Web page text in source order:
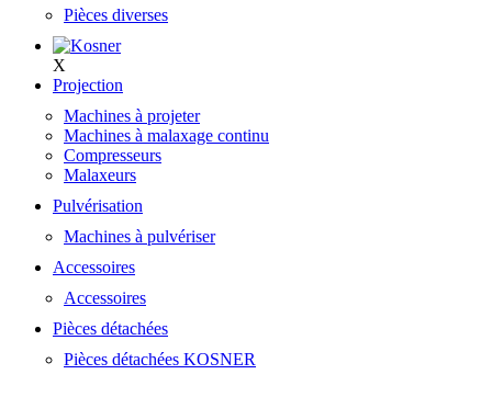
Pièces diverses
X
Projection
Machines à projeter
Machines à malaxage continu
Compresseurs
Malaxeurs
Pulvérisation
Machines à pulvériser
Accessoires
Accessoires
Pièces détachées
Pièces détachées KOSNER